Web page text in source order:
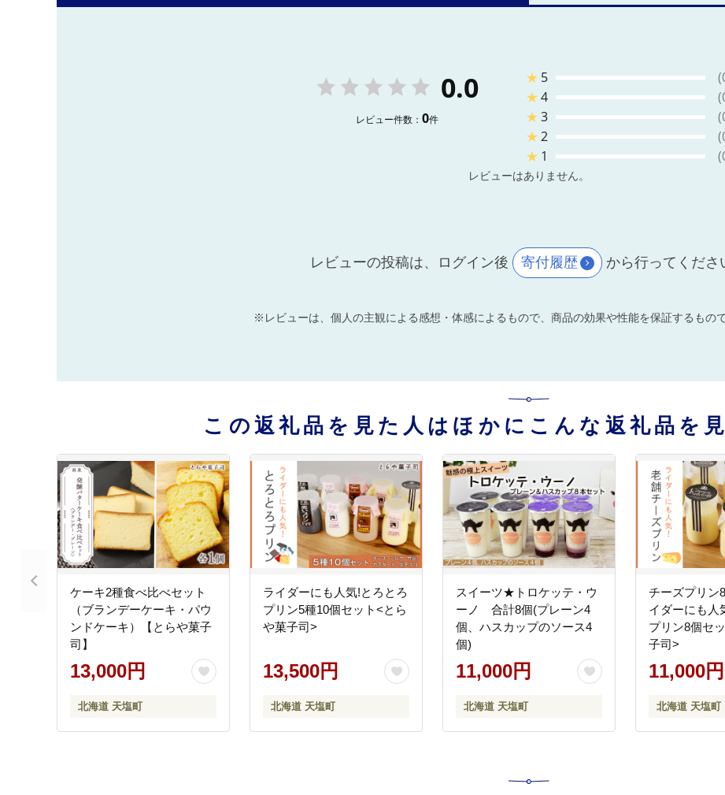
0.0
レビュー件数： 0件
★ 5
★4
★3
★2
★ 1
レビューはありません。
レビューの投稿は、ログイン後 寄付履歴 から行ってくださ
※レビューは、個人の主観による感想・体感によるもので、商品の効果や性能を保証するもの
この返礼品を見た人はほかにこんな返礼品を
ケーキ2種食べ比べセット
（ブランデーケーキ・パウ
ンドケーキ）【とらや菓子
司】
13,000円
北海道 天塩町
ライダーにも人気!とろとろ
プリン5種10個セット<とら
や菓子司>
13,500円
北海道 天塩町
スイーツ★トロケッテ・ウ
ーノ 合計8個(プレーン4
個、ハスカップのソース4
個)
11,000円
北海道 天塩町
チーズプリン
イダーにも人
プリン8個セ
子司>
11,000円
北海道 天塩町